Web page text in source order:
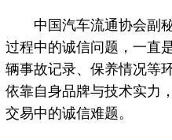
中国汽车流通协会副秘
过程中的诚信问题，一直
辆事故记录、保养情况等
依靠自身品牌与技术实力
交易中的诚信难题。